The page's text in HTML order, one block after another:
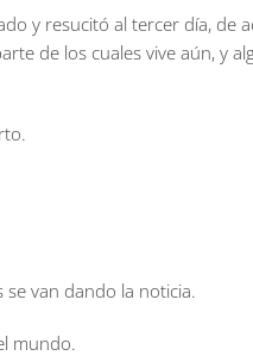
y resucitó al tercer día, de
de los cuales vive aún, y
van dando la noticia.
mundo.